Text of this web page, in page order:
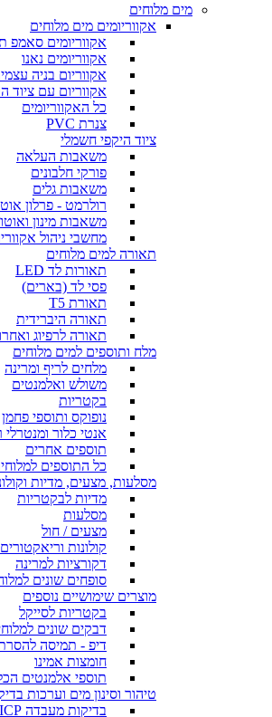
מים מלוחים
אקווריומים מים מלוחים
אקווריומים סאמפ
אקווריומים נאנו
אקווריום בניה
אקווריום עם ציוד
כל האקווריומים
צנרת PVC
ציוד היקפי חשמלי
משאבות העלאה
פורקי חלבונים
משאבות גלים
רולרמט - פרלון
משאבות מינון
מחשבי ניהול
תאורה למים מלוחים
תאורות לד LED
פסי לד (בארים)
תאורת T5
תאורה היברידית
תאורה לרפיוג
מלח ותוספים למים מלוחים
מלחים לריף ומרינה
משולש ואלמנטים
בקטריות
נופוקס ותוספי פחמן
אנטי כלור ומנטרלי
תוספים אחרים
כל התוספים
מסלעות, מצעים, מדיות
מדיות לבקטריות
מסלעות
מצעים / חול
קולונות וריאקטורים
דקורציות למרינה
סופחים שונים
מוצרים שימושיים נוספים
בקטריות לסייקל
דבקים שונים
דיפ - תמיסה
חומצות אמינו
תוספי אלמנטים
טיהור וסינון מים וערכות
בדיקות מעבדה ICP